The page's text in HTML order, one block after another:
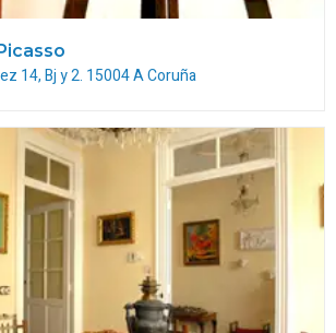
14, Bj y 2. 15004A Coruña